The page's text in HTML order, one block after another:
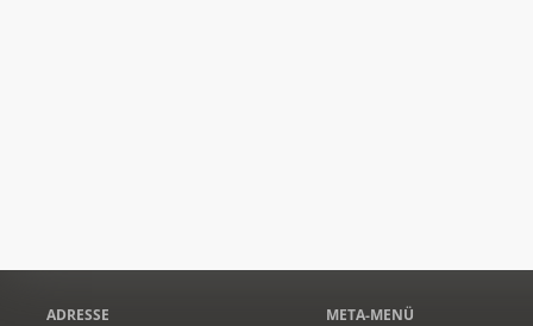
ADRESSE META-MENÜ